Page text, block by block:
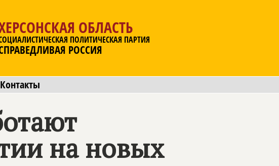
ОБЛАСТЬ
ПОЛИТИЧЕСКАЯ ПАРТИЯ
РОССИЯ
Контакты
на новых